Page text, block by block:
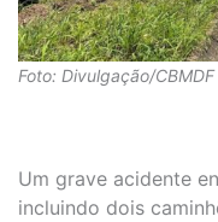
Foto: Divulgação/CBMDF
Um grave acidente
incluindo dois